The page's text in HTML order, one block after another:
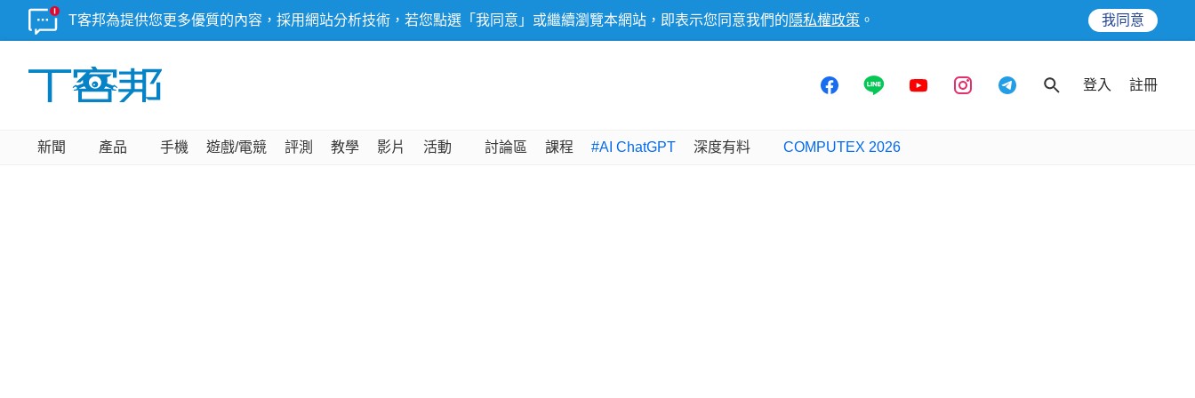
T客邦為提供您更多優質的內容，採用網站分析技術，若您點選「我同意」或繼續瀏覽本網站，即表示您同意我們的 隱私權政策 。 我同意
登入 註冊
新聞 產品 手機 遊戲/電競 評測 教學 影片 活動 討論區 課程 #AI ChatGPT 深度有料 COMPUTEX 2026